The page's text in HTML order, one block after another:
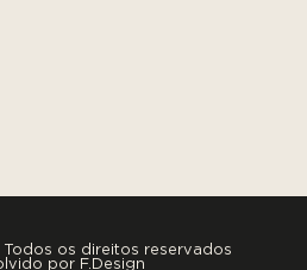
os direitos reservados
por F.Design